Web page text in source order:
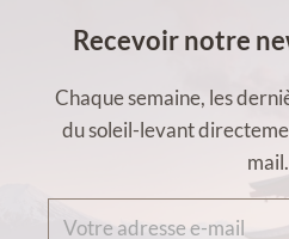
Recevoir notre
Chaque semaine, les
du soleil-levant
mail.